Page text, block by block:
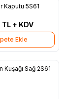
Ekle
5S61
TL + KDV
Ekle
Ekle
Sağ 2S61